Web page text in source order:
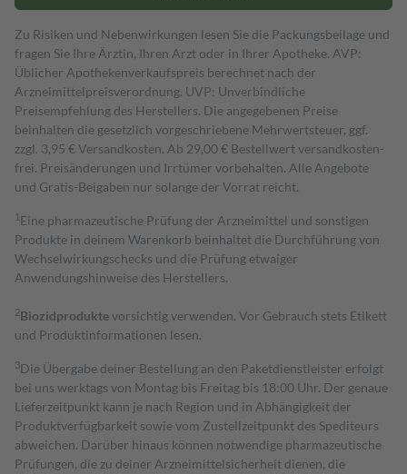
Zu Risiken und Nebenwirkungen lesen Sie die Packungsbeilage und
fragen Sie Ihre Ärztin, Ihren Arzt oder in Ihrer Apotheke. AVP:
Üblicher Apothekenverkaufspreis berechnet nach der
Arzneimittelpreisverordnung. UVP: Unverbindliche
Preisempfehlung des Herstellers. Die angegebenen Preise
beinhalten die gesetzlich vorgeschriebene Mehrwertsteuer, ggf.
zzgl. 3,95 € Versandkosten. Ab 29,00 € Bestell­wert versand­kosten­
frei. Preisänderungen und Irrtümer vorbehalten. Alle Angebote
und Gratis-Beigaben nur solange der Vorrat reicht.
1 Eine pharmazeutische Prüfung der Arzneimittel und sonstigen
Produkte in deinem Warenkorb beinhaltet die Durchführung von
Wechselwirkungschecks und die Prüfung etwaiger
Anwendungshinweise des Herstellers.
2Biozidproduktevorsichtig verwenden. Vor Gebrauch stets Etikett
und Produktinformationen lesen.
3Die Übergabe deiner Bestellung an den Paketdienstleister erfolgt
bei uns werktags von Montag bis Freitag bis 18:00 Uhr. Der genaue
Lieferzeitpunkt kann je nach Region und in Abhängigkeit der
Produktverfügbarkeit sowie vom Zustellzeitpunkt des Spediteurs
abweichen. Darüber hinaus können notwendige pharmazeutische
Prüfungen, die zu deiner Arzneimittelsicherheit dienen, die